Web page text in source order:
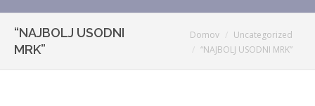
“NAJBOLJ USODNI
MRK”
Domov
Uncategorized
“NAJBOLJ USODNI MRK”